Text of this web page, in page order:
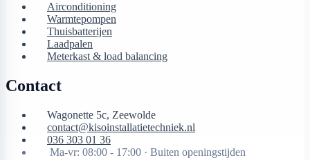
Airconditioning
Warmtepompen
Thuisbatterijen
Laadpalen
Meterkast & load balancing
Contact
Wagonette 5c, Zeewolde
contact@kisoinstallatietechniek.nl
036 303 01 36
Ma-vr: 08:00 - 17:00 · Buiten openingstijden